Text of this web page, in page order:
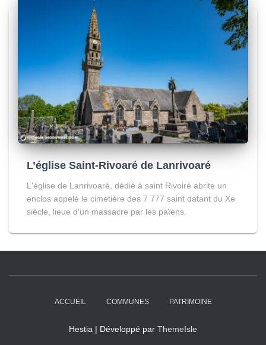
L’église Saint-Rivoaré de Lanrivoaré
L'église de Lanrivoaré, dédié à saint Rivoiré abrite un
enclos appelé le cimetière des 7 777 saint datant du Xe
siècle, lieue d'un massacre par les païens.
ACCUEIL COMMUNES PATRIMOINE
Hestia | Développé par ThemeIsle